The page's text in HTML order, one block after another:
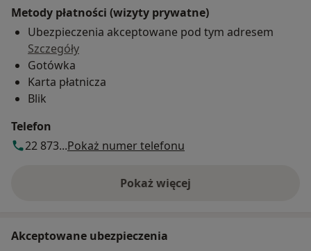
Metody płatności (wizyty prywatne)
Ubezpieczenia akceptowane pod tym adresem
Szczegóły
Gotówka
Karta płatnicza
Blik
Telefon
22 873...Pokaż numer telefonu
Pokaż więcej
o adresie
Akceptowane ubezpieczenia